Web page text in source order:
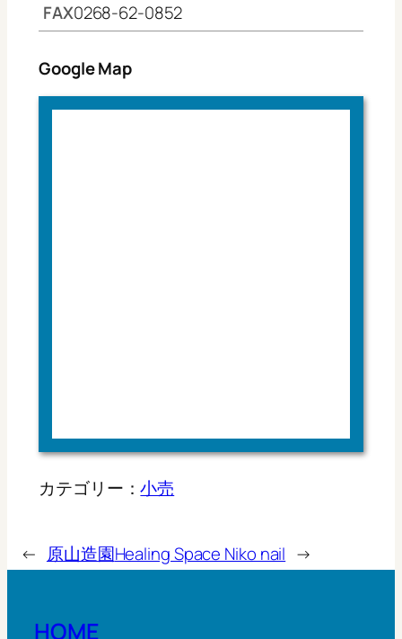
FAX0268-62-0852
Google Map
カテゴリー：小売
← 原山造園Healing Space Niko nail →
HOME